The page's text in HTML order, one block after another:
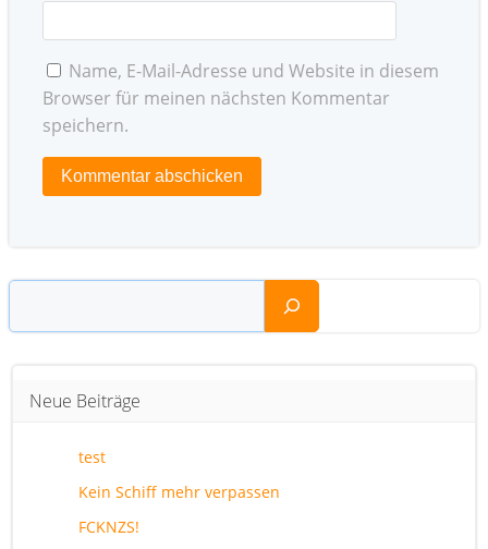
Name, E-Mail-Adresse und Website in diesem
Browser für meinen nächsten Kommentar
speichern.
Suchen
Neue Beiträge
test
Kein Schiff mehr verpassen
FCKNZS!